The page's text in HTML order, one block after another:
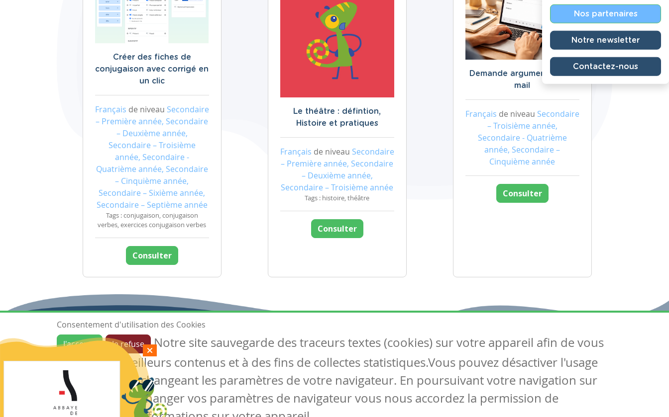
Créer des fiches de
conjugaison avec corrigé en
un clic
Français de niveau Secondaire
– Première année, Secondaire
– Deuxième année,
Secondaire – Troisième
année, Secondaire -
Quatrième année, Secondaire
– Cinquième année,
Secondaire – Sixième année,
Secondaire – Septième année
Tags : conjugaison, conjugaison
verbes, exercices conjugaison verbes
Consulter
Le théâtre : défintion,
Histoire et pratiques
Français de niveau Secondaire
– Première année, Secondaire
– Deuxième année,
Secondaire – Troisième année
Tags : histoire, théâtre
Consulter
Demande argumentée par
mail
Français de niveau Secondaire
– Troisième année,
Secondaire - Quatrième
année, Secondaire –
Cinquième année
Consulter
Nos partenaires
Notre newsletter
Contactez-nous
Ressources
Les ressources
Créer une ressource
Mes ressources
Articles
Tous les articles
Articles DYS
Circulaires
Suivez-nous
Contactez-nous
Soutien scolaire
Consentement d'utilisation des Cookies
J'accepte
Je refuse
Notre site sauvegarde des traceurs textes (cookies) sur votre appareil afin de vous
garantir de meilleurs contenus et à des fins de collectes statistiques.Vous pouvez désactiver l'usage
des cookies en changeant les paramètres de votre navigateur. En poursuivant votre navigation sur
notre site sans changer vos paramètres de navigateur vous nous accordez la permission de